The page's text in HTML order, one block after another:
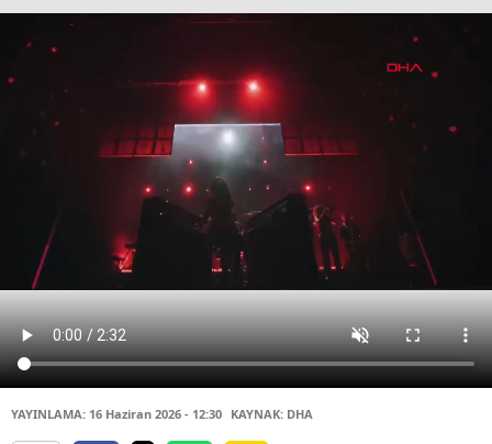
YAYINLAMA: 16 Haziran 2026 - 12:30 KAYNAK: DHA